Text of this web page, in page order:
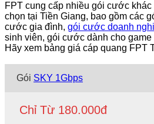
FPT cung cấp nhiều gói cước
chọn tại Tiền Giang, bao gồm các
cước gia đình, gói cước doanh
sinh viên, gói cước dành cho game
Hãy xem bảng giá cáp quang FPT
Gói SKY 1Gbps
Chỉ Từ 180.000đ